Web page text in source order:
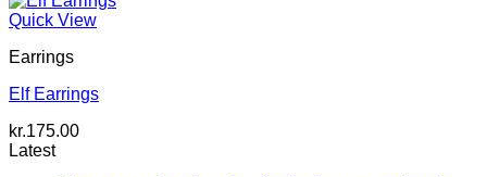
Quick View
Earrings
Elf Earrings
kr.175.00
Latest